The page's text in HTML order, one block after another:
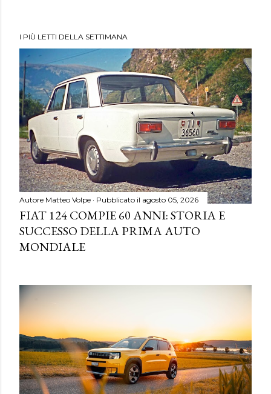
I PIÙ LETTI DELLA SETTIMANA
Autore Matteo Volpe Pubblicato il agosto 05, 2026
FIAT 124 COMPIE 60 ANNI: STORIA E
SUCCESSO DELLA PRIMA AUTO
MONDIALE